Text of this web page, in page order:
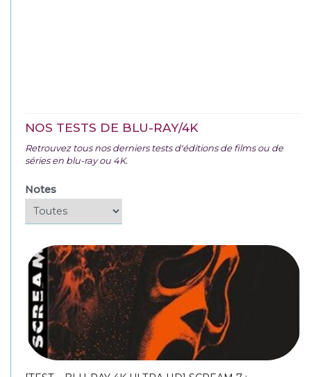
NOS TESTS DE BLU-RAY/4K
Retrouvez tous nos derniers tests d'éditions de films ou de
séries en blu-ray ou 4K.
Notes